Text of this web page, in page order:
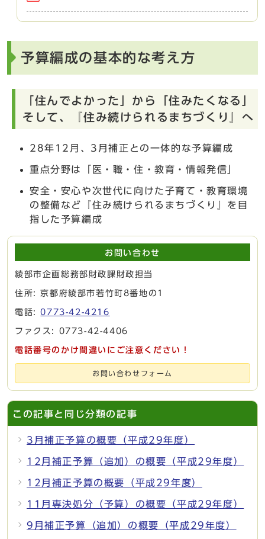
予算編成の基本的な考え方
「住んでよかった」から「住みたくなる」
そして、『住み続けられるまちづくり』へ
28年12月、3月補正との一体的な予算編成
重点分野は「医・職・住・教育・情報発信」
安全・安心や次世代に向けた子育て・教育環境
の整備など『住み続けられるまちづくり』を目
指した予算編成
お問い合わせ
綾部市企画総務部財政課財政担当
住所: 京都府綾部市若竹町8番地の1
電話:0773-42-4216
ファクス: 0773-42-4406
電話番号のかけ間違いにご注意ください！
お問い合わせフォーム
この記事と同じ分類の記事
3月補正予算の概要（平成29年度）
12月補正予算（追加）の概要（平成29年度）
12月補正予算の概要（平成29年度）
11月専決処分（予算）の概要（平成29年度）
9月補正予算（追加）の概要（平成29年度）